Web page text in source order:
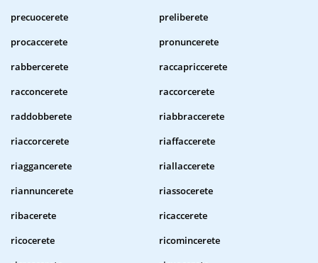
precuocerete
preliberete
procaccerete
pronuncerete
rabbercerete
raccapriccerete
racconcerete
raccorcerete
raddobberete
riabbraccerete
riaccorcerete
riaffaccerete
riaggancerete
riallaccerete
riannuncerete
riassocerete
ribacerete
ricaccerete
ricocerete
ricomincerete